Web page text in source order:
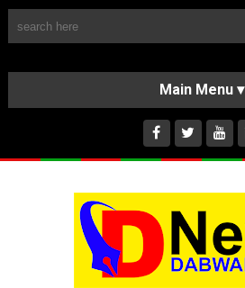
HOME
ABOUT US
INSTAGRAM